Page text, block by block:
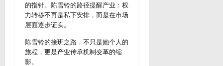
的指针。陈雪铃的路径提醒产业：权
力转移不再是私下安排，而是在市场
层面逐步证实。
陈雪铃的接班之路，不只是她个人的
旅程，更是产业传承机制变革的缩
影。